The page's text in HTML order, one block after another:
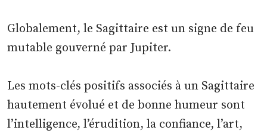
Globalement, le Sagittaire est un signe de feu
mutable gouverné par Jupiter.
Les mots-clés positifs associés à un Sagittaire
hautement évolué et de bonne humeur sont
l’intelligence, l’érudition, la confiance, l’art,